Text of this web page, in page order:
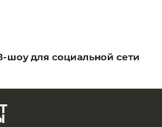
шоу для социальной сети